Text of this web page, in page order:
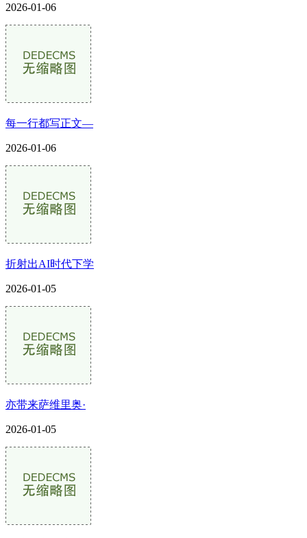
2026-01-06
每一行都写正文—
2026-01-06
折射出AI时代下学
2026-01-05
亦带来萨维里奥·
2026-01-05